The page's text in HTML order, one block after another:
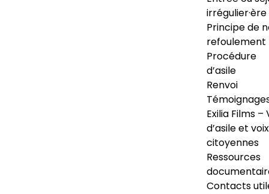
irrégulier·ère
Principe de
refoulement
Procédure
d’asile
Renvoi
Exilia Films –
d’asile et voix
citoyennes
Ressources
Contacts